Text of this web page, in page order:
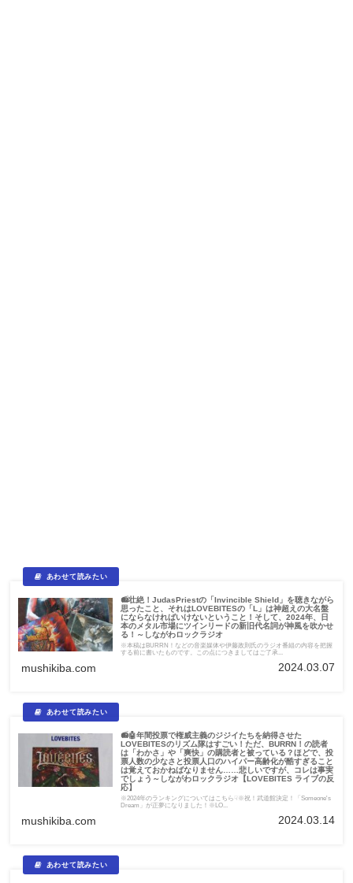
📻壮絶！JudasPriestの「Invincible Shield」を聴きながら
思ったこと、それはLOVEBITESの「L」は神超えの大名盤
にならなければいけないということ！そして、2024年、日
本のメタル市場にツインリードの新旧代名詞が神風を吹かせ
る！～しながわロックラジオ
※本稿はBURRN！などの音楽媒体や伊藤政則氏のラジオ番組の内容を把握
する前に書いたものです。この点につきましてはご了承...
mushikiba.com 2024.03.07
📻🤖年間投票で権威主義のジジイたちを納得させた
LOVEBITESのリズム隊はすごい！ただ、BURRN！の読者
は「わかさ」や「爽快」の購読者と被っている？ほどで、投
票人数の少なさと投票人口のハイパー高齢化が酷すぎること
は覚えておかねばなりません……悲しいですが、コレは事実
でしょう～しながわロックラジオ【LOVEBITES ライブの反
応】
※2024年のランキングについてはこちら☟※祝！武道館決定！「Someone's
Dream」が正夢になりました！※LO...
mushikiba.com 2024.03.14